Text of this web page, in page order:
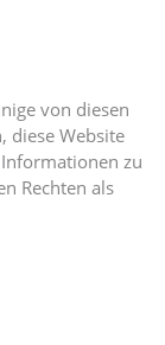
von diesen
diese Website
zu
Rechten als